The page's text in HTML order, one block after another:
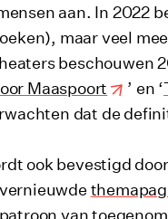
aan. In 2022
maar veel
beschouwen
Maaspoort ’ en ‘
dat de
ook bevestigd
van